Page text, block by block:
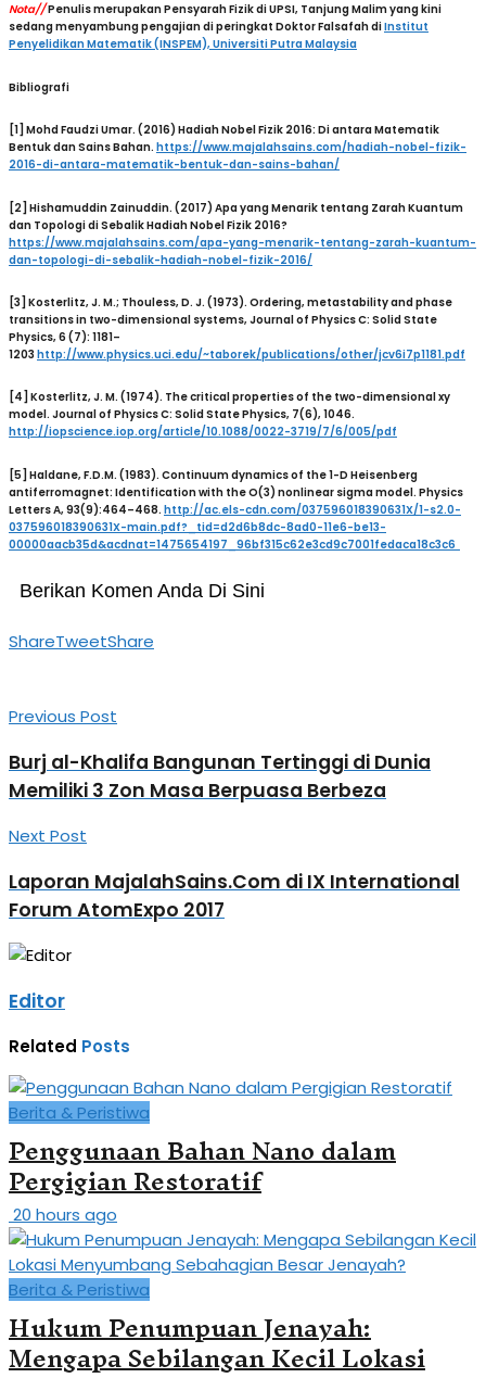
Nota//Penulis merupakan Pensyarah Fizik di UPSI, Tanjung Malim yang kini
sedang menyambung pengajian di peringkat Doktor Falsafah diInstitut
Penyelidikan Matematik (INSPEM), Universiti Putra Malaysia
Bibliografi
[1] Mohd Faudzi Umar. (2016) Hadiah Nobel Fizik 2016: Di antara Matematik
Bentuk dan Sains Bahan. https://www.majalahsains.com/hadiah-nobel-fizik-
2016-di-antara-matematik-bentuk-dan-sains-bahan/
[2] Hishamuddin Zainuddin. (2017) Apa yang Menarik tentang Zarah Kuantum
dan Topologi diSebalik Hadiah Nobel Fizik 2016?
https://www.majalahsains.com/apa-yang-menarik-tentang-zarah-kuantum-
dan-topologi-di-sebalik-hadiah-nobel-fizik-2016/
[3] Kosterlitz, J. M.; Thouless, D. J. (1973). Ordering, metastability and phase
transitions in two-dimensional systems, Journal of Physics C: Solid State
Physics, 6 (7): 1181–
1203 http://www.physics.uci.edu/~taborek/publications/other/jcv6i7p1181.pdf
[4] Kosterlitz, J. M. (1974). The critical properties of the two-dimensional xy
model. Journal of Physics C: Solid State Physics, 7(6), 1046.
http://iopscience.iop.org/article/10.1088/0022-3719/7/6/005/pdf
[5] Haldane, F.D.M. (1983). Continuum dynamics of the 1-D Heisenberg
antiferromagnet: Identification with the O(3) nonlinear sigma model. Physics
Letters A, 93(9):464–468. http://ac.els-cdn.com/037596018390631X/1-s2.0-
037596018390631X-main.pdf?_tid=d2d6b8dc-8ad0-11e6-be13-
00000aacb35d&acdnat=1475654197_96bf315c62e3cd9c7001fedaca18c3c6
Berikan Komen Anda Di Sini
ShareTweetShare
Previous Post
Burj al-Khalifa Bangunan Tertinggi di Dunia
Memiliki 3 Zon Masa Berpuasa Berbeza
Next Post
Laporan MajalahSains.Com di IX International
Forum AtomExpo 2017
Editor
Related Posts
Berita & Peristiwa
Penggunaan Bahan Nano dalam
Pergigian Restoratif
20 hours ago
Berita & Peristiwa
Hukum Penumpuan Jenayah:
Mengapa Sebilangan Kecil Lokasi